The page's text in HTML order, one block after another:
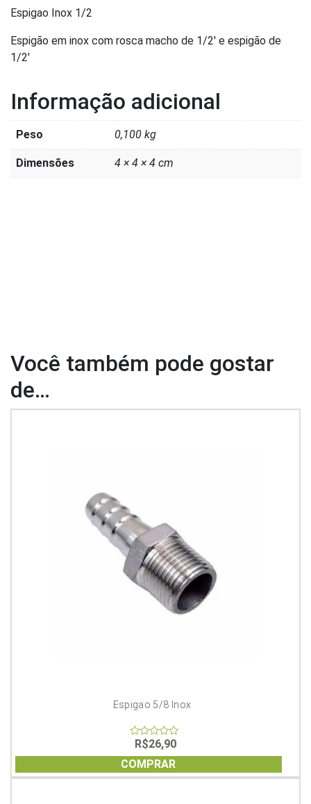
Espigao Inox 1/2
Espigão em inox com rosca macho de 1/2′ e espigão de
1/2′
Informação adicional
Peso 0,100 kg
Dimensões 4 × 4 × 4 cm
Você também pode gostar
de…
Espigao 5/8 Inox
of
5
R$26,90
COMPRAR